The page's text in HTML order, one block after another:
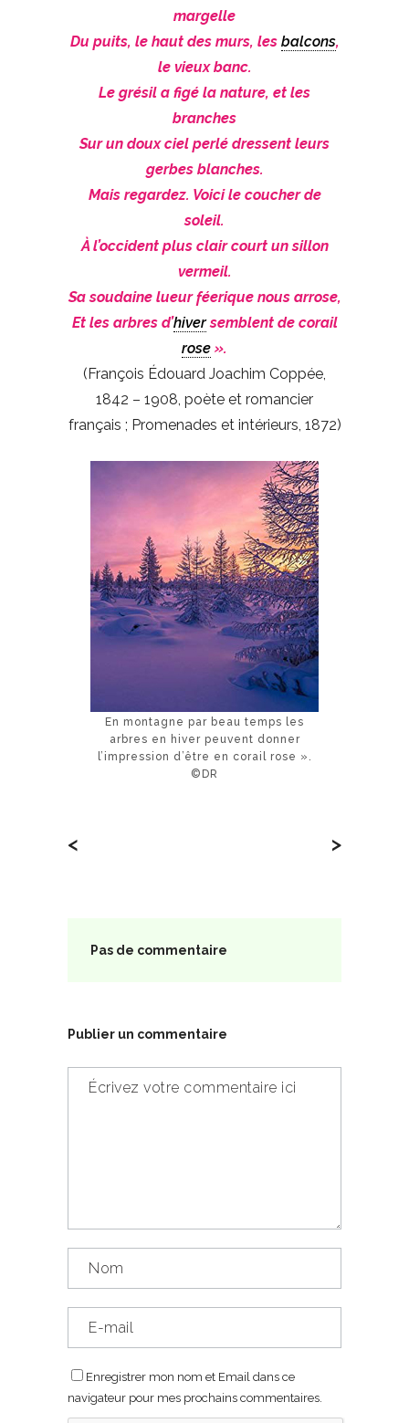
margelle
Du puits, le haut des murs, les balcons,
le vieux banc.
Le grésil a figé la nature, et les
branches
Sur un doux ciel perlé dressent leurs
gerbes blanches.
Mais regardez. Voici le coucher de
soleil.
À l’occident plus clair court un sillon
vermeil.
Sa soudaine lueur féerique nous arrose,
Et les arbres d’hiversemblent de corail
rose ».
(François Édouard Joachim Coppée,
1842 – 1908, poète et romancier
français ; Promenades et intérieurs, 1872)
En montagne par beau temps les
arbres en hiver peuvent donner
l’impression d’être en corail rose ».
©DR
< >
Pas de commentaire
Publier un commentaire
Enregistrer mon nom et Email dans ce
navigateur pour mes prochains commentaires.